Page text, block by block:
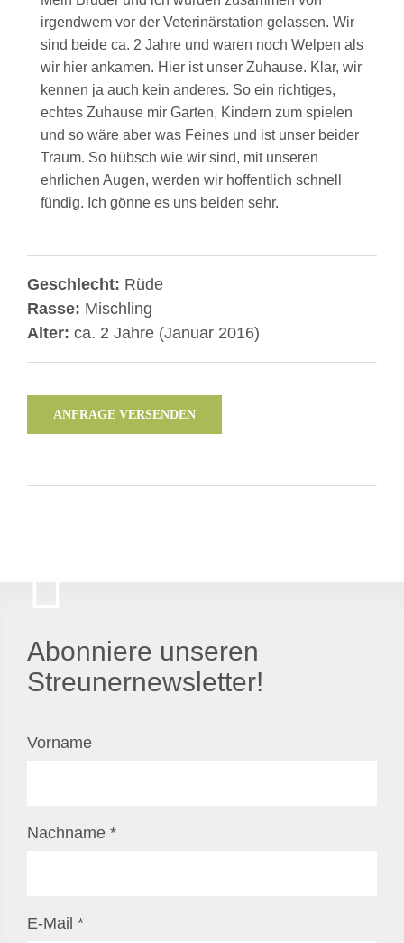
irgendwem vor der Veterinärstation gelassen. Wir
sind beide ca. 2 Jahre und waren noch Welpen als
wir hier ankamen. Hier ist unser Zuhause. Klar, wir
kennen ja auch kein anderes. So ein richtiges,
echtes Zuhause mir Garten, Kindern zum spielen
und so wäre aber was Feines und ist unser beider
Traum. So hübsch wie wir sind, mit unseren
ehrlichen Augen, werden wir hoffentlich schnell
fündig. Ich gönne es uns beiden sehr.
Geschlecht: Rüde
Rasse: Mischling
Alter: ca. 2 Jahre (Januar 2016)
ANFRAGE VERSENDEN
Abonniere unseren
Streunernewsletter!
Vorname
Nachname *
E-Mail *